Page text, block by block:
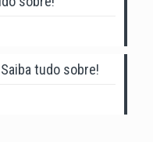
tudo sobre!